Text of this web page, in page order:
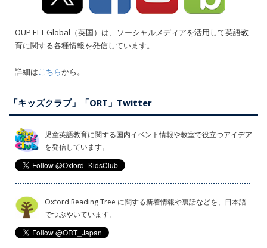
OUP ELT Global（英国）は、ソーシャルメディアを活用して英語教
育に関する各種情報を発信しています。
詳細はこちらから。
「キッズクラブ」「ORT」Twitter
児童英語教育に関する国内イベント情報や教室で役立つアイデア
を発信しています。
Oxford Reading Tree に関する新着情報や裏話などを、日本語
でつぶやいています。